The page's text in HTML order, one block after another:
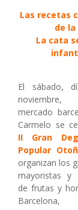
Las recetas
de la
La cata
El sábado,
mercado
Carmelo se
II Gran
Popular
organizan los
mayoristas y
de frutas y